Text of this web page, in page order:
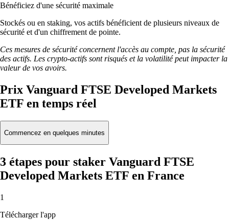
Bénéficiez d'une sécurité maximale
Stockés ou en staking, vos actifs bénéficient de plusieurs niveaux de
sécurité et d'un chiffrement de pointe.
Ces mesures de sécurité concernent l'accès au compte, pas la sécurité
des actifs. Les crypto-actifs sont risqués et la volatilité peut impacter la
valeur de vos avoirs.
Prix Vanguard FTSE Developed Markets
ETF en temps réel
Commencez en quelques minutes
3 étapes pour staker Vanguard FTSE
Developed Markets ETF en France
1
Télécharger l'app